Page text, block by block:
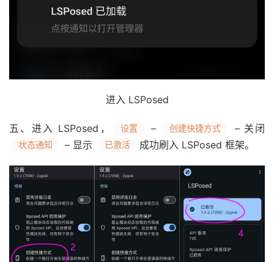
进入 LSPosed
五、进入 LSPosed， 设置 – 创建快捷方式 – 关闭
状态通知 – 显示 已激活 成功刷入 LSPosed 框架。